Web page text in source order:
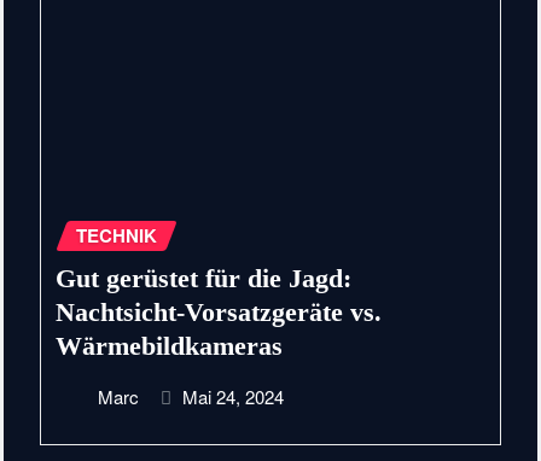
TECHNIK
Gut gerüstet für die Jagd:
Nachtsicht-Vorsatzgeräte vs.
Wärmebildkameras
Marc Mai 24, 2024